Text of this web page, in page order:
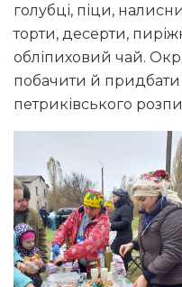
голубці, піци,
торти, десерти,
обліпиховий чай.
побачити й
петриківського